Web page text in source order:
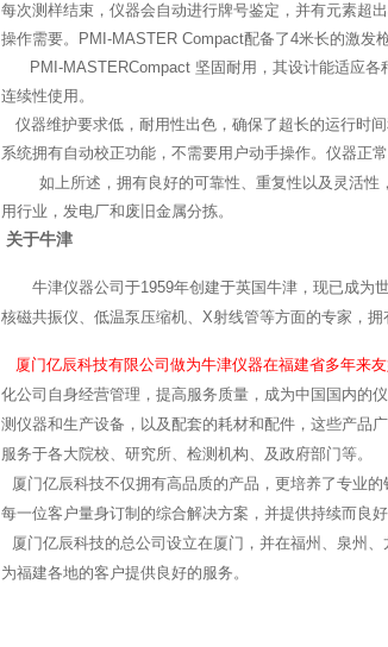
每次测样结束，仪器会自动进行牌号鉴定，并有元素超
操作需要。
PMI-MASTER Compact配备了4米长的激发
PMI-MASTERCompact 坚固耐用，其设计能适应各
连续性使用。
仪器维护要求低，耐用性出色，确保了超长的运行时
系统拥有自动校正功能，不需要用户动手操作。仪器正
如上所述，拥有良好的可靠性、重复性以及灵活
用行业，发电厂和废旧金属分拣。
关于牛津
牛津仪器公司于1959年创建于英国牛津，现已成为
核磁共振仪、低温泵压缩机、 X射线管等方面的专家，拥
厦门亿辰科技有限公司做为牛津仪器在福建省多年来
化公司自身经营管理，提高服务质量，成为中国国内的
测仪器和生产设备，以及配套的耗材和配件，这些产品
服务于各大院校、研究所、检测机构、及政府部门等。
厦门亿辰科技不仅拥有高品质的产品，更培养了专业
每一位客户量身订制的综合解决方案，并提供持续而良
厦门亿辰科技的总公司设立在厦门，并在福州、泉州
为福建各地的客户提供良好的服务。